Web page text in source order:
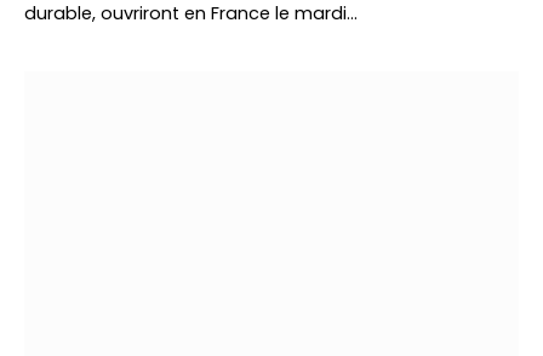
durable, ouvriront en France le mardi…